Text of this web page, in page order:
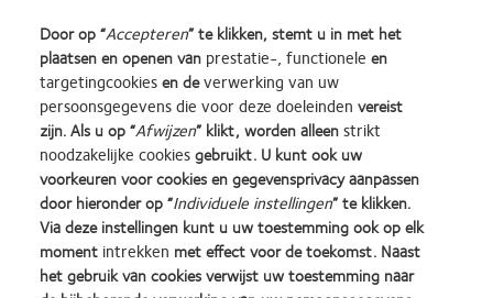
Webinar bezoeken
Floortje Fischer de Brabander, Professional Services Manager
BeNeLux
Learn
more
about
Silmo
Learn
more
about
Contact
Learn
more
about
2012
Learn
more
about
2011
Learn
more
about
ODMA
Learn
more
about
2012
Door op “Accepteren” te klikken, stemt u in met het
plaatsen en openen van prestatie-, functionele en
targetingcookiesen deverwerking van uw
persoonsgegevens die voor deze doeleinden vereist
zijn. Als u op “Afwijzen” klikt, worden alleenstrikt
noodzakelijke cookiesgebruikt. U kunt ook uw
voorkeuren voor cookies en gegevensprivacy aanpassen
door hieronder op “Individuele instellingen” te klikken.
Via deze instellingen kunt u uw toestemming ook op elk
moment intrekken met effect voor de toekomst. Naast
het gebruik van cookies verwijst uw toestemming naar